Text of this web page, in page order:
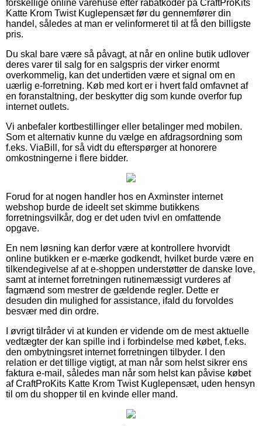
forskellige online varehuse efter rabatkoder på CraftProKits
Katte Krom Twist Kuglepensæt før du gennemfører din
handel, således at man er velinformeret til at få den billigste
pris.
Du skal bare være så påvagt, at når en online butik udlover
deres varer til salg for en salgspris der virker enormt
overkommelig, kan det undertiden være et signal om en
uærlig e-forretning. Køb med kort er i hvert fald omfavnet af
en foranstaltning, der beskytter dig som kunde overfor fup
internet outlets.
Vi anbefaler kortbestillinger eller betalinger med mobilen.
Som et alternativ kunne du vælge en afdragsordning som
f.eks. ViaBill, for så vidt du efterspørger at honorere
omkostningerne i flere bidder.
Forud for at nogen handler hos en Axminster internet
webshop burde de ideelt set skimme butikkens
forretningsvilkår, dog er det uden tvivl en omfattende
opgave.
En nem løsning kan derfor være at kontrollere hvorvidt
online butikken er e-mærke godkendt, hvilket burde være en
tilkendegivelse af at e-shoppen understøtter de danske love,
samt at internet forretningen rutinemæssigt vurderes af
fagmænd som mestrer de gældende regler. Dette er
desuden din mulighed for assistance, ifald du forvoldes
besvær med din ordre.
I øvrigt tilråder vi at kunden er vidende om de mest aktuelle
vedtægter der kan spille ind i forbindelse med købet, f.eks.
den ombytningsret internet forretningen tilbyder. I den
relation er det tillige vigtigt, at man når som helst sikrer ens
faktura e-mail, således man når som helst kan påvise købet
af CraftProKits Katte Krom Twist Kuglepensæt, uden hensyn
til om du shopper til en kvinde eller mand.